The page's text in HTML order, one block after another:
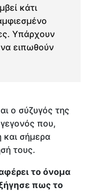
κάτι
Υπάρχουν
ειπωθούν
ο σύζυγός της
που,
σήμερα
τους.
το όνομα
πως το